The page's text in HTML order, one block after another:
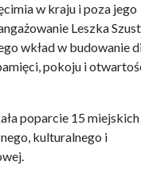
w kraju i poza jego
Leszka
wkład w budowanie
pokoju i
poparcie 15 miejskich
kulturalnego i